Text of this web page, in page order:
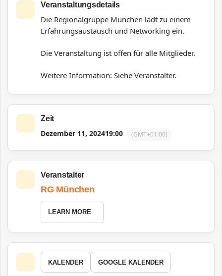
Veranstaltungsdetails
Die Regionalgruppe München lädt zu einem
Erfahrungsaustausch und Networking ein.
Die Veranstaltung ist offen für alle Mitglieder.
Weitere Information: Siehe Veranstalter.
Zeit
Dezember 11, 202419:00 (GMT+01:00)
Veranstalter
RG München
LEARN MORE
KALENDER GOOGLE KALENDER